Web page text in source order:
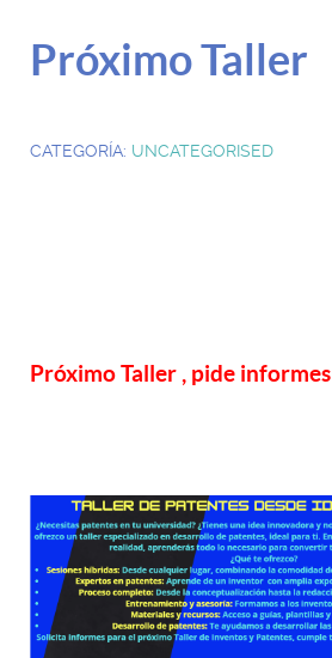
Próximo Taller
CATEGORÍA: UNCATEGORISED
Próximo Taller , pide informes